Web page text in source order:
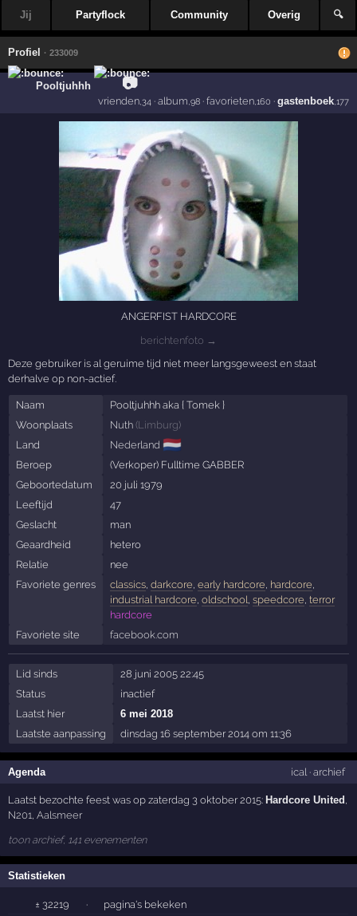
Jij Partyflock Community Overig 🔍
Profiel · 233009
Pooltjuhhh 📷
vrienden,34· album ,98· favorieten,160 · gastenboek,177
ANGERFIST HARDCORE
berichtenfoto →
Deze gebruiker is al geruime tijd niet meer langsgeweest en staat
derhalve op non-actief.
Naam
Pooltjuhhh aka { Tomek }
Woonplaats
Nuth (Limburg)
Land
Nederland 🇳🇱
Beroep
(Verkoper) Fulltime GABBER
Geboortedatum
20 juli 1979
Leeftijd
47
Geslacht
man
Geaardheid
hetero
Relatie
nee
Favoriete genres
classics, darkcore, early hardcore, hardcore,
industrial hardcore, oldschool, speedcore, terror
hardcore
Favoriete site
facebook.com
Lid sinds
28 juni 2005 22:45
Status
inactief
Laatst hier
6 mei 2018
Laatste aanpassing
dinsdag 16 september 2014 om 11:36
Agenda ical· archief
Laatst bezochte feest was op zaterdag 3 oktober 2015:Hardcore United
N201 ,Aalsmeer
toon archief, 141 evenementen
Statistieken
± 32219 ·
pagina's bekeken